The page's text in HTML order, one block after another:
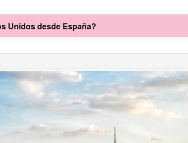
Unidos desde España?